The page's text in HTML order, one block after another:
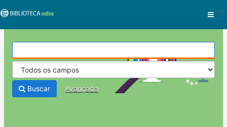
VuFind
Buscar Avançada